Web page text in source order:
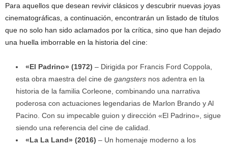
Para aquellos que desean revivir clásicos y descubrir nuevas joyas
cinematográficas, a continuación, encontrarán un listado de títulos
que no solo han sido aclamados por la crítica, sino que han dejado
una huella imborrable en la historia del cine:
«El Padrino» (1972) – Dirigida por Francis Ford Coppola,
esta obra maestra del cine de gangsters nos adentra en la
historia de la familia Corleone, combinando una narrativa
poderosa con actuaciones legendarias de Marlon Brando y Al
Pacino. Con su impecable guion y dirección «El Padrino», sigue
siendo una referencia del cine de calidad.
«La La Land» (2016) – Un homenaje moderno a los